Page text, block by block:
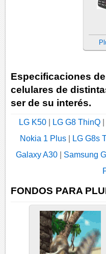
Especificaciones
celulares de
ser de su interés.
LG K50 LG G8 ThinQ
Nokia 1 Plus
LG G8s
Galaxy A30
Samsung
FONDOS PARA